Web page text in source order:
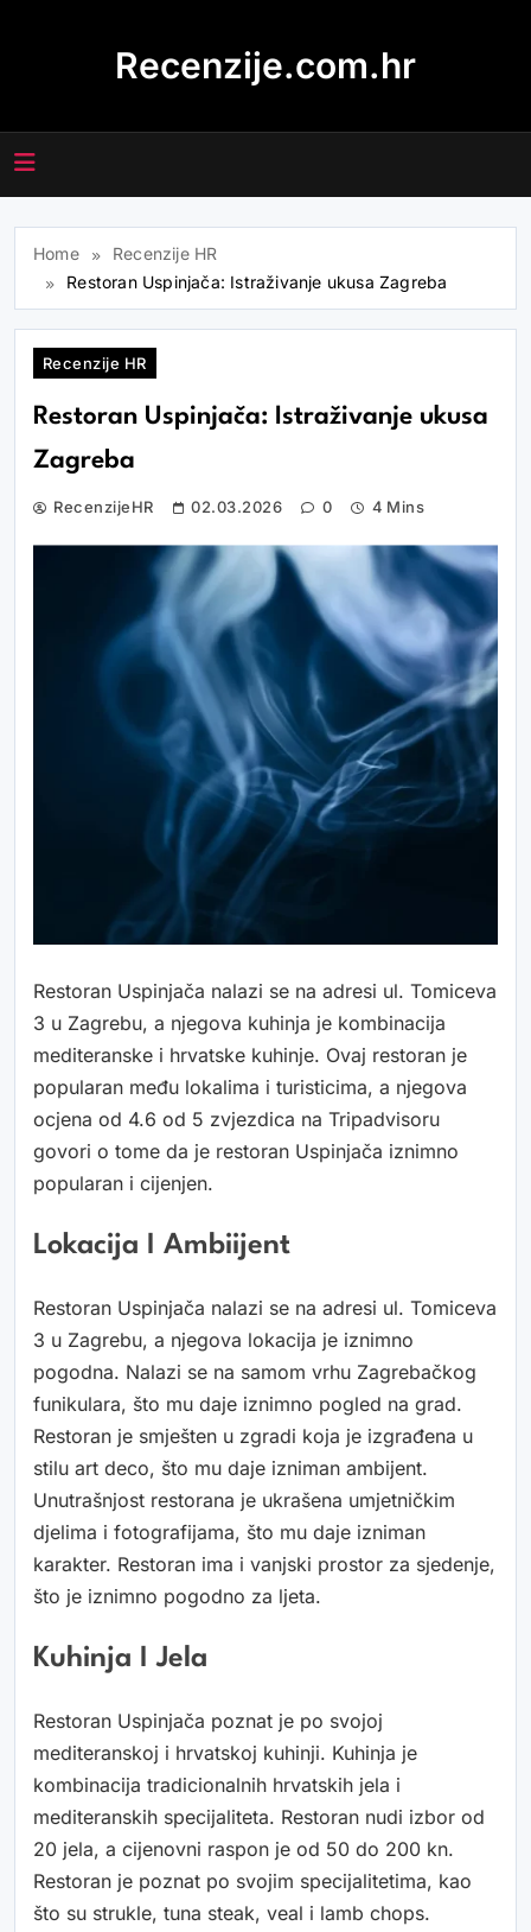
Recenzije.com.hr
Home
Recenzije HR
Restoran Uspinjača: Istraživanje ukusa Zagreba
Recenzije HR
Restoran Uspinjača: Istraživanje ukusa
Zagreba
RecenzijeHR 02.03.2026 0 4 Mins
Restoran Uspinjača nalazi se na adresi ul. Tomiceva
3 u Zagrebu, a njegova kuhinja je kombinacija
mediteranske i hrvatske kuhinje. Ovaj restoran je
popularan među lokalima i turisticima, a njegova
ocjena od 4.6 od 5 zvjezdica na Tripadvisoru
govori o tome da je restoran Uspinjača iznimno
popularan i cijenjen.
Lokacija I Ambiijent
Restoran Uspinjača nalazi se na adresi ul. Tomiceva
3 u Zagrebu, a njegova lokacija je iznimno
pogodna. Nalazi se na samom vrhu Zagrebačkog
funikulara, što mu daje iznimno pogled na grad.
Restoran je smješten u zgradi koja je izgrađena u
stilu art deco, što mu daje izniman ambijent.
Unutrašnjost restorana je ukrašena umjetničkim
djelima i fotografijama, što mu daje izniman
karakter. Restoran ima i vanjski prostor za sjedenje,
što je iznimno pogodno za ljeta.
Kuhinja I Jela
Restoran Uspinjača poznat je po svojoj
mediteranskoj i hrvatskoj kuhinji. Kuhinja je
kombinacija tradicionalnih hrvatskih jela i
mediteranskih specijaliteta. Restoran nudi izbor od
20 jela, a cijenovni raspon je od 50 do 200 kn.
Restoran je poznat po svojim specijalitetima, kao
što su strukle, tuna steak, veal i lamb chops.